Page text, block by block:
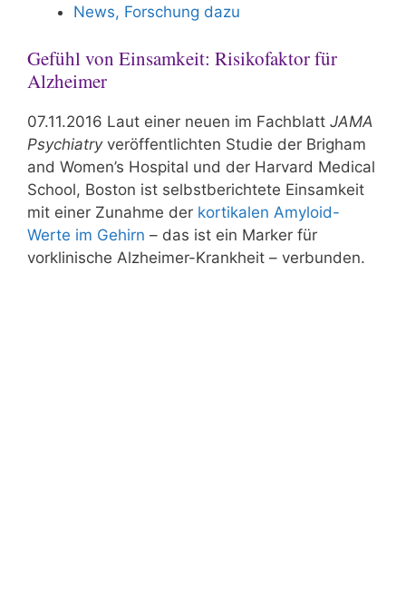
News, Forschung dazu
Gefühl von Einsamkeit: Risikofaktor für
Alzheimer
07.11.2016 Laut einer neuen im Fachblatt JAMA
Psychiatryveröffentlichten Studie der Brigham
and Women’s Hospital und der Harvard Medical
School, Boston ist selbstberichtete Einsamkeit
mit einer Zunahme der kortikalen Amyloid-
Werte im Gehirn – das ist ein Marker für
vorklinische Alzheimer-Krankheit – verbunden.